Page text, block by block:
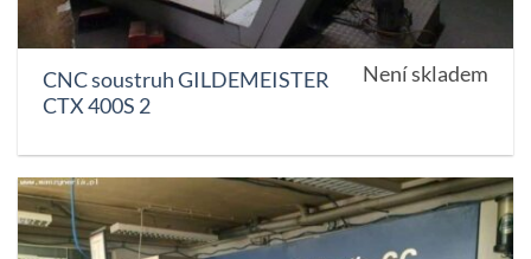
CNC soustruh GILDEMEISTER
CTX 400S 2
Není skladem